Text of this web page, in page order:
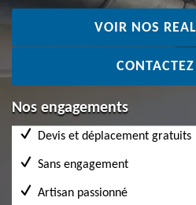
VOIR NOS
Nos engagements
Devis et déplacement gratuits
Sans engagement
Artisan passionné